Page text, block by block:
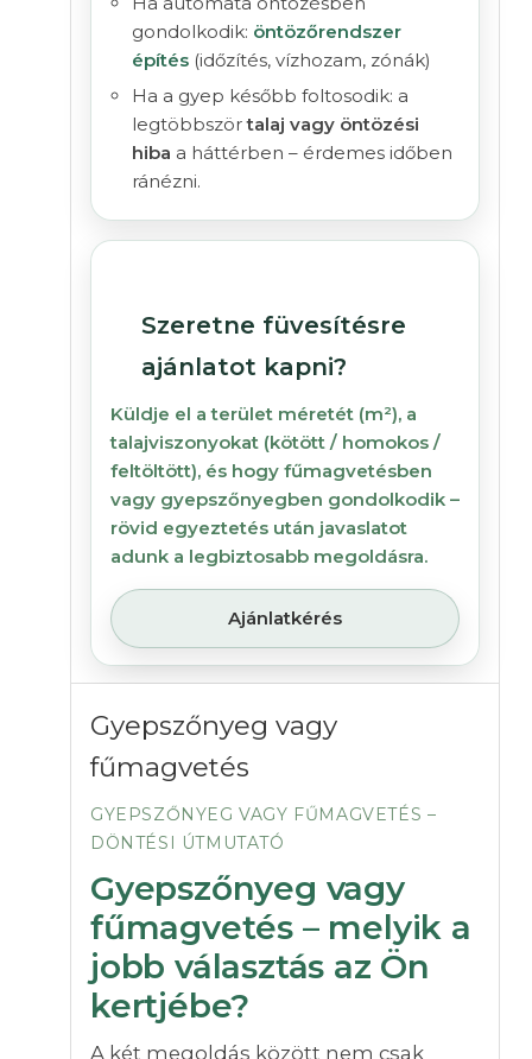
gondolkodik: öntözőrendszer
építés (időzítés, vízhozam, zónák)
Ha a gyep később foltosodik: a
legtöbbszörtalaj vagy öntözési
hiba a háttérben – érdemes időben
ránézni.
Szeretne füvesítésre
ajánlatot kapni?
Küldje el a terület méretét (m²), a
talajviszonyokat (kötött / homokos /
feltöltött), és hogy fűmagvetésben
vagy gyepszőnyegben gondolkodik –
rövid egyeztetés után javaslatot
adunk a legbiztosabb megoldásra.
Ajánlatkérés
Gyepszőnyeg vagy
fűmagvetés
GYEPSZŐNYEG VAGY FŰMAGVETÉS –
DÖNTÉSI ÚTMUTATÓ
Gyepszőnyeg vagy
fűmagvetés – melyik a
jobb választás az Ön
kertjébe?
A két megoldás között nem csak